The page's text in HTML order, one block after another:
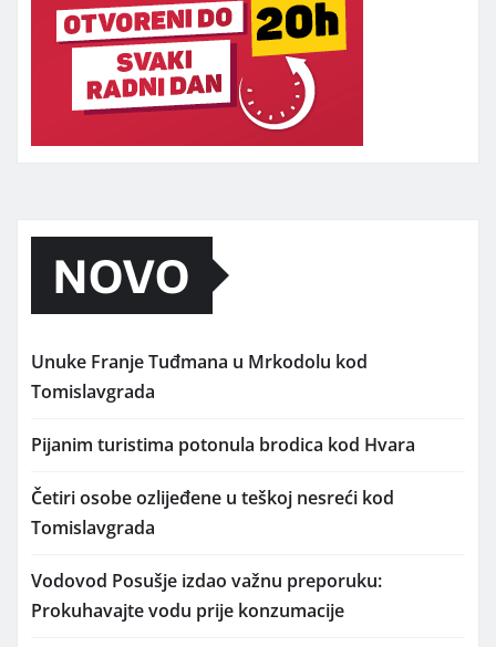
NOVO
Unuke Franje Tuđmana u Mrkodolu kod
Tomislavgrada
Pijanim turistima potonula brodica kod Hvara
Četiri osobe ozlijeđene u teškoj nesreći kod
Tomislavgrada
Vodovod Posušje izdao važnu preporuku:
Prokuhavajte vodu prije konzumacije